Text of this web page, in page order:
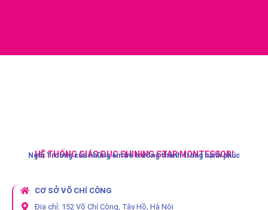
HỆ THỐNG GIÁO DỤC SHINING STAR MONTESSORI
Ngôi Trường của những em bé trưởng thành trong hạnh phúc
CƠ SỞ VÕ CHÍ CÔNG
Địa chỉ: 152 Võ Chí Công, Tây Hồ, Hà Nội